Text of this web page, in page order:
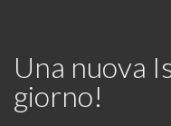
Una nuova
giorno!